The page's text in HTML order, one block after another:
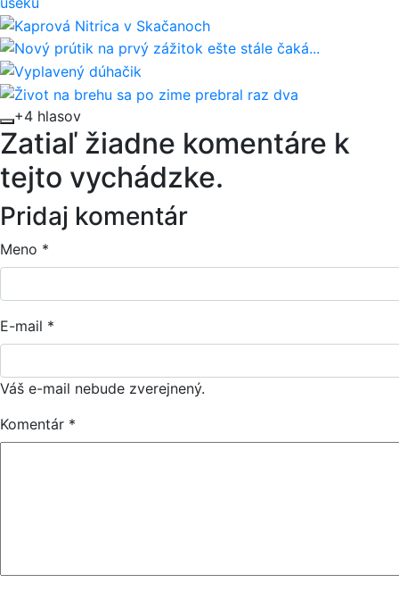
+4 hlasov
Zatiaľ žiadne komentáre k
tejto vychádzke.
Pridaj komentár
Meno *
E-mail *
Váš e-mail nebude zverejnený.
Komentár *